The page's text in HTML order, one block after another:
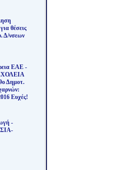
θέσεις
Δ/νσεων
ΕΑΕ -
Δημοτ.
Ευχές!
-